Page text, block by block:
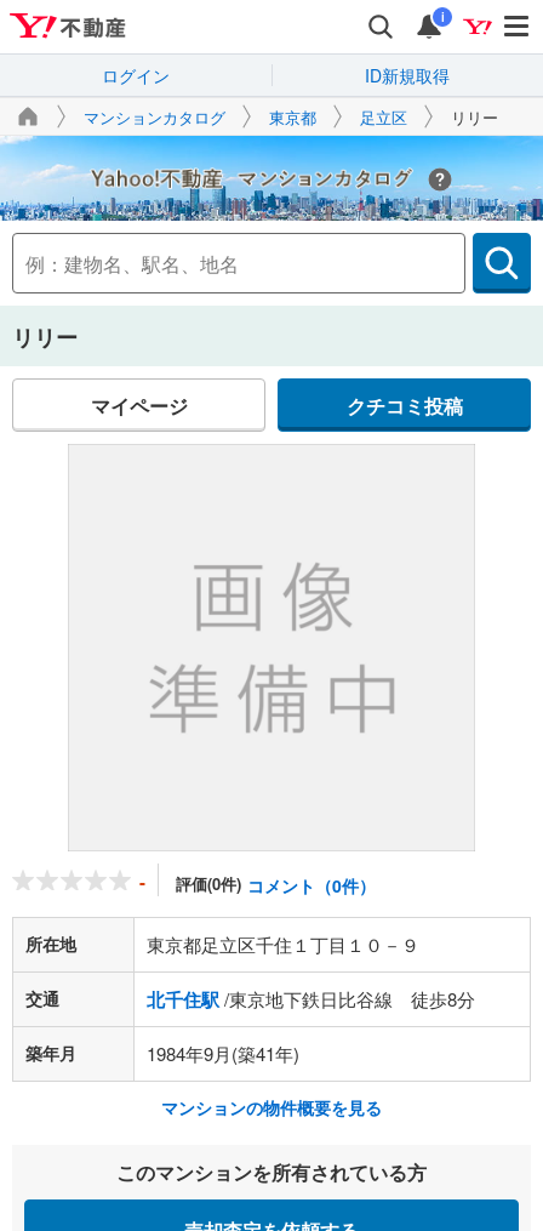
i
ログイン ID新規取得
マンションカタログ 東京都 足立区 リリー
Yahoo!不動産
リリー
マイページ クチコミ投稿
- 評価(0件) コメント（0件）
所在地 東京都足立区千住１丁目１０－９
交通 北千住駅/東京地下鉄日比谷線 徒歩8分
築年月 1984年9月(築41年)
マンションの物件概要を見る
このマンションを所有されている方